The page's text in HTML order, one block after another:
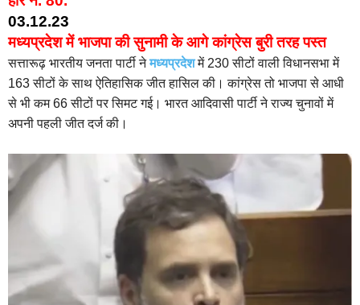
03.12.23
मध्यप्रदेश में भाजपा की सुनामी के आगे कांग्रेस बुरी तरह पस्त
सत्तारूढ़ भारतीय जनता पार्टी नेमध्यप्रदेश में 230 सीटों वाली विधानसभा में
163 सीटों के साथ ऐतिहासिक जीत हासिल की। कांग्रेस तो भाजपा से आधी
से भी कम 66 सीटों पर सिमट गई। भारत आदिवासी पार्टी ने राज्य चुनावों में
अपनी पहली जीत दर्ज की।